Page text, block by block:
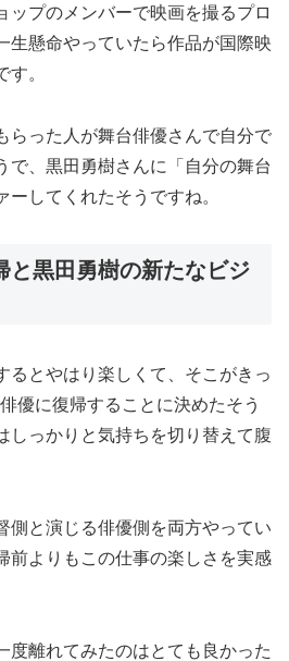
ップのメンバーで映画を撮るプロ
生懸命やっていたら作品が国際映
。
らった人が舞台俳優さんで自分で
で、黒田勇樹さんに「自分の舞台
してくれたそうですね。
と黒田勇樹の新たなビジ
るとやはり楽しくて、そこがきっ
優に復帰することに決めたそう
しっかりと気持ちを切り替えて腹
側と演じる俳優側を両方やってい
前よりもこの仕事の楽しさを実感
度離れてみたのはとても良かった